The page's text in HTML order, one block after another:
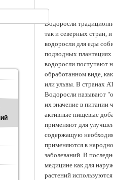
Водоросли
так и северных стран,
водоросли для еды
подводных
водоросли поступают
обработанном виде,
или ульвы. В странах
Водоросли называют
их значение в питании
активные пищевые
применяют для
содержащую
применяются в
заболеваний. В
медицине как для
растений